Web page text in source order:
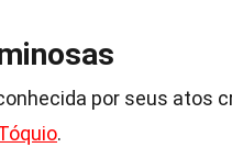
por seus atos
.